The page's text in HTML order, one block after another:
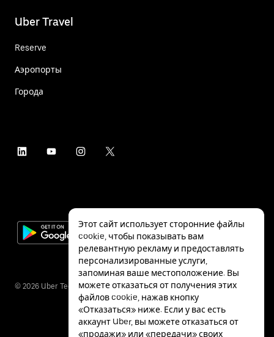
Uber Travel
Reserve
Аэропорты
Города
© 2026 Uber Technologies Inc.
Этот сайт использует сторонние файлы
cookie, чтобы показывать вам
релевантную рекламу и предоставлять
персонализированные услуги,
запоминая ваше местоположение. Вы
можете отказаться от получения этих
файлов cookie, нажав кнопку
«Отказаться» ниже. Если у вас есть
аккаунт Uber, вы можете отказаться от
«продажи» или «передачи» своих